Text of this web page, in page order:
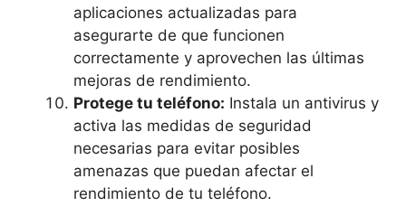
aplicaciones actualizadas para
asegurarte de que funcionen
correctamente y aprovechen las últimas
mejoras de rendimiento.
Protege tu teléfono: Instala un antivirus y
activa las medidas de seguridad
necesarias para evitar posibles
amenazas que puedan afectar el
rendimiento de tu teléfono.